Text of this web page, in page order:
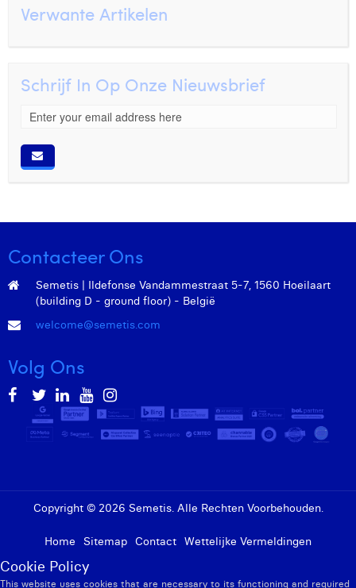
Verwante Artikelen
Schrijf In Op Onze Nieuwsbrief
Contacteer Ons
Semetis | Ildefonse Vandammestraat 5-7, 1560 Hoeilaart
(building D - ground floor) - België
welcome@semetis.com
Volg Ons
Copyright © 2026 Semetis. Alle Rechten Voorbehouden.
Home Sitemap Contact Wettelijke Vermeldingen
Cookie Policy
This website uses cookies that are necessary to its functioning and required